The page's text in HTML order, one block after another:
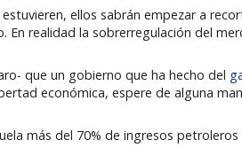
estuvieren, ellos sabrán empezar a
realidad la sobrerregulación del
que un gobierno que ha hecho del
económica, espere de alguna
más del 70% de ingresos